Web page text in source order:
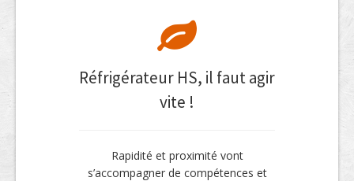
Réfrigérateur HS, il faut agir
vite !
Rapidité et proximité vont
s’accompagner de compétences et